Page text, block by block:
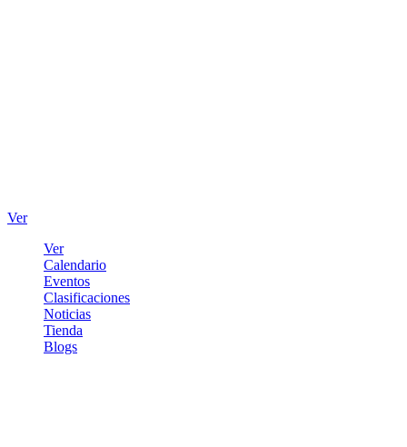
Ver
Ver
Calendario
Eventos
Clasificaciones
Noticias
Tienda
Blogs